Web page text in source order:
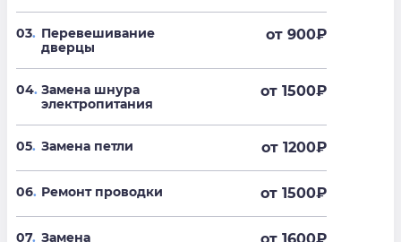
03. Перевешивание
дверцы
от 900₽
04. Замена шнура
электропитания
от 1500₽
05. Замена петли от 1200₽
06. Ремонт проводки от 1500₽
07. Замена